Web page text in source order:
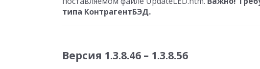
типа КонтрагентБЭД.
Версия 1.3.8.46 – 1.3.8.56